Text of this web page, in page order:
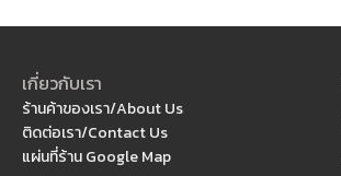
เกี่ยวกับเรา
ร้านค้าของเรา/About Us
ติดต่อเรา/Contact Us
แผ่นที่ร้าน Google Map